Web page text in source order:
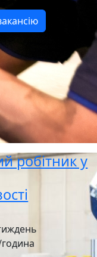
робітник у